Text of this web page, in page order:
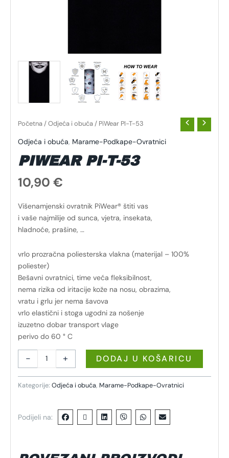
Početna /Odjeća i obuća / PiWear PI-T-53
Odjeća i obuća, Marame-Podkape-Ovratnici
PIWEAR PI-T-53
10,90 €
Višenamjenski ovratnik PiWear® štiti vas
i vaše najmilije od sunca, vjetra, insekata,
hladnoće, prašine, …
vrlo prozračna poliesterska vlakna (materijal – 100%
poliester)
Bešavni ovratnici, time veća fleksibilnost,
nema rizika od iritacije kože na nosu, obrazima,
vratu i grlu jer nema šavova
vrlo elastični i stoga ugodni za nošenje
izuzetno dobar transport vlage
perivo do 60 ° C
- + DODAJ U KOŠARICU
Kategorije: Odjeća i obuća, Marame-Podkape-Ovratnici
Podijeli na: